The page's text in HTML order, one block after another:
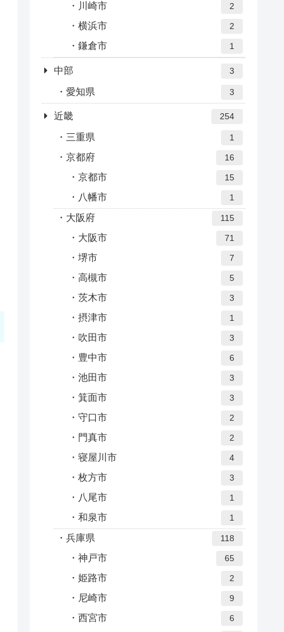
川崎市 2
横浜市 2
鎌倉市 1
中部 3
愛知県 3
近畿 254
三重県 1
京都府 16
京都市 15
八幡市 1
大阪府 115
大阪市 71
堺市 7
高槻市 5
茨木市 3
摂津市 1
吹田市 3
豊中市 6
池田市 3
箕面市 3
守口市 2
門真市 2
寝屋川市 4
枚方市 3
八尾市 1
和泉市 1
兵庫県 118
神戸市 65
姫路市 2
尼崎市 9
西宮市 6